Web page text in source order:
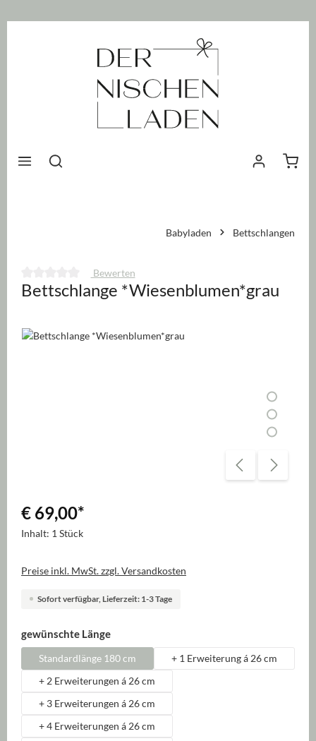
Babyladen Bettschlangen
Durchschnittliche Bewertung von 0 von 5 Sternen
Bewerten
Bettschlange *Wiesenblumen*grau
Bildergalerie überspringen
€ 69,00*
Inhalt: 1 Stück
Preise inkl. MwSt. zzgl. Versandkosten
Sofort verfügbar, Lieferzeit: 1-3 Tage
gewünschte Längeauswählen
Standardlänge 180 cm
+ 1 Erweiterung á 26 cm
+ 2 Erweiterungen á 26 cm
+ 3 Erweiterungen á 26 cm
+ 4 Erweiterungen á 26 cm